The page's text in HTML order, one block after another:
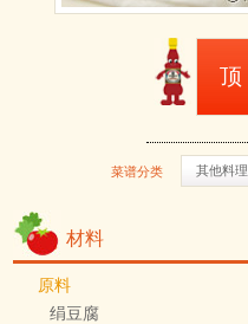
顶
菜谱分类 其他料理
材料
原料
绢豆腐